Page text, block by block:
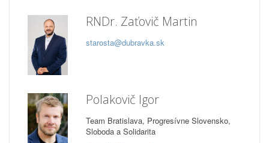
RNDr. Zaťovič Martin
starosta@dubravka.sk
Polakovič Igor
Team Bratislava, Progresívne Slovensko,
Sloboda a Solidarita